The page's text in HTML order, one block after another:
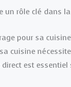
un rôle clé dans
pour sa
cuisine
est